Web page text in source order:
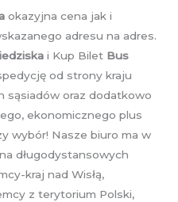
okazyjna cena jak i
adresu na adres.
i Kup Bilet Bus
od strony kraju
sąsiadów oraz dodatkowo
ekonomicznego plus
wybór! Nasze biuro ma w
długodystansowych
kraj nad Wisłą,
z terytorium Polski,